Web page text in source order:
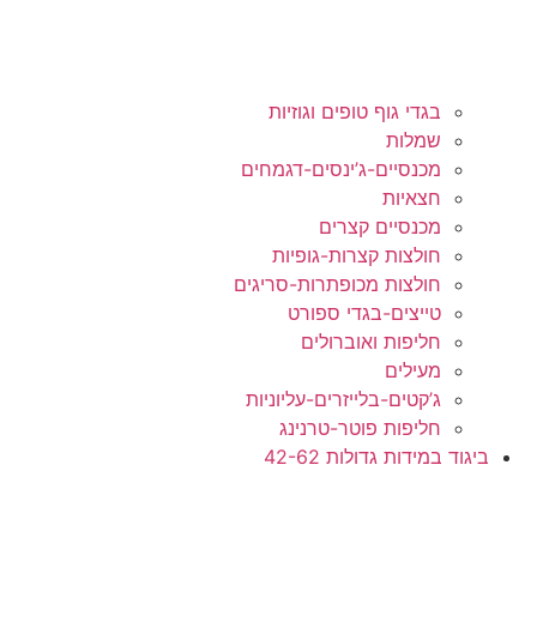
בגדי גוף טופים וגוזיות
שמלות
מכנסיים-ג’ינסים-דגמחים
חצאיות
מכנסיים קצרים
חולצות קצרות-גופיות
חולצות מכופתרות-סריגים
טייצים-בגדי ספורט
חליפות ואוברולים
מעילים
ג’קטים-בלייזרים-עליוניות
חליפות פוטר-טרנינג
במידות גדולות 42-62